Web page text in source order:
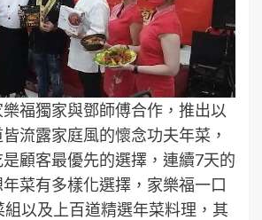
福獨家與鄧師傅合作，推出以
流露家庭風的懷念功夫年菜，
顧客最優先的選擇，連續7天的
菜有多樣化選擇，家樂福一口
以及上百道精選年菜料理，其